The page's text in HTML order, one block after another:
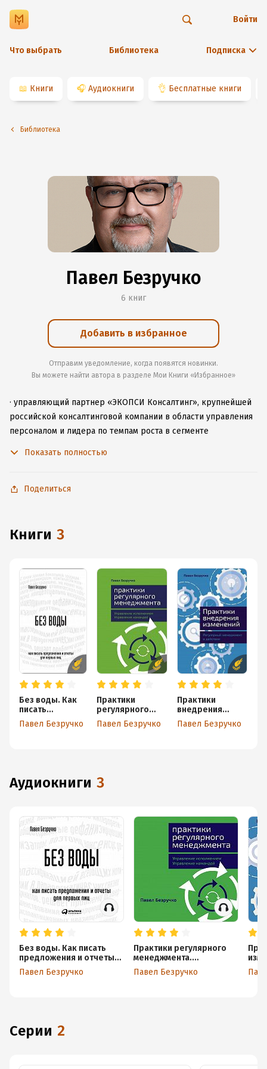
Что выбрать Библиотека Подписка
Войти
📖 Книги 🎧 Аудиокниги 👌 Бесплатные книги
Библиотека
Павел Безручко
6 книг
Добавить в избранное
Отправим уведомление, когда появятся новинки.
Вы можете найти автора в разделе Мои Книги «Избранное»
· управляющий партнер «ЭКОПСИ Консалтинг», крупнейшей
российской консалтинговой компании в области управления
персоналом и лидера по темпам роста в сегменте
· известный консультант в области управления
«Лидеры России» 2018-2025 гг.
менеджмента. Управление исполнением, управление
командой» и «Без воды. Как писать предложения и отчеты
для первых лиц»
· автор Телеграм-блога «Канал Павла Безручко» и подкастов
«Без воды о менеджменте»
Показать полностью
Поделиться
книги 3
Без воды. Как
писать
предложения и
отчеты для
Павел Безручко
Практики
регулярного
менеджмента.
Управление
Павел Безручко
Практики
внедрения
изменений:
Регулярный
Павел Безручко
аудиокниги 3
Без воды. Как писать
предложения и отчеты
для первых лиц
Павел Безручко
Практики регулярного
менеджмента.
Управление
исполнением,
Павел Безручко
Серии 2